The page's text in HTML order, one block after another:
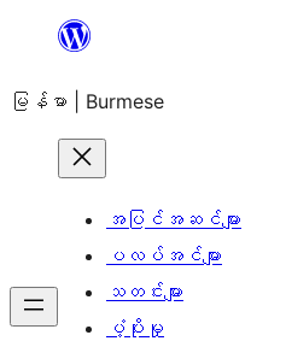
အကြောင်းအရာ
ကျော်သွား
မြန်မာ | Burmese
အပြင်အဆင်များ
ပလပ်အင်များ
သတင်းများ
ပံ့ပိုးမှု